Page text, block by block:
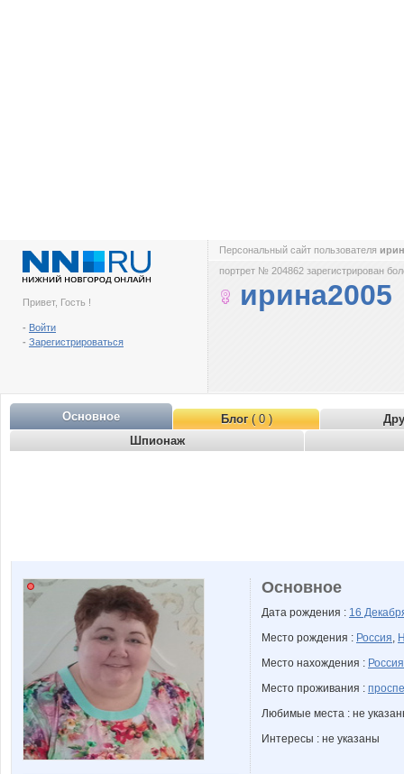
Привет, Гость !
- Войти
- Зарегистрироваться
Персональный сайт пользователя
портрет № 204862 зарегистрирован
ирина2005
Основное Блог( 0 )
Шпионаж
Основное
Дата рождения : 16
Место рождения : Россия,
Место нахождения : Россия
Место проживания :
Любимые места : не
Интересы : не указаны